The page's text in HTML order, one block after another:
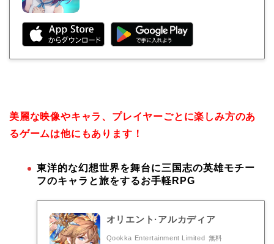
美麗な映像やキャラ、プレイヤーごとに楽しみ方のあ
るゲームは他にもあります！
東洋的な幻想世界を舞台に三国志の英雄モチー
フのキャラと旅をするお手軽RPG
オリエント·アルカディア
Qookka Entertainment Limited 無料